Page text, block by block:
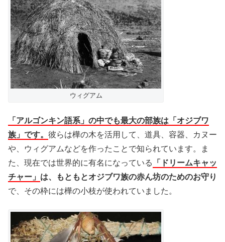
ウィグアム
「アルゴンキン語系」の中でも最大の部族は「オジブワ
族」です。 彼らは樺の木を活用して、道具、容器、カヌー
や、ウィグアムなどを作ったことで知られています。ま
た、現在では世界的に有名になっている
「ドリームキャッ
チャー」 は、もともとオジブワ族の赤ん坊のためのお守り
で、その枠には樺の小枝が使われていました。